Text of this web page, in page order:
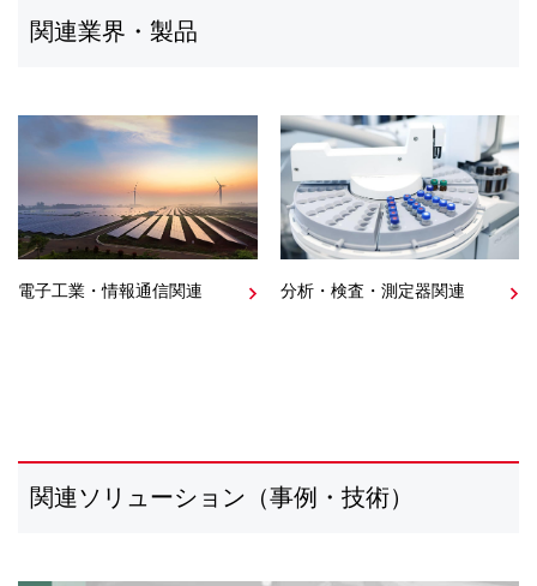
関連業界・製品
電子工業・情報通信関連 分析・検査・測定器関連
関連ソリューション（事例・技術）